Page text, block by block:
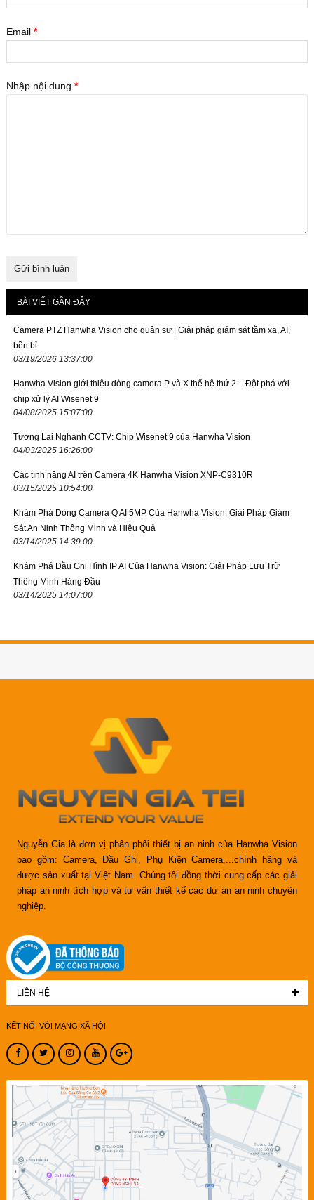
Email *
Nhập nội dung *
BÀI VIẾT GẦN ĐÂY
Camera PTZ Hanwha Vision cho quân sự | Giải pháp giám sát tầm xa, AI,
bền bỉ
03/19/2026 13:37:00
Hanwha Vision giới thiệu dòng camera P và X thế hệ thứ 2 – Đột phá với
chip xử lý AI Wisenet 9
04/08/2025 15:07:00
Tương Lai Nghành CCTV: Chip Wisenet 9 của Hanwha Vision
04/03/2025 16:26:00
Các tính năng AI trên Camera 4K Hanwha Vision XNP-C9310R
03/15/2025 10:54:00
Khám Phá Dòng Camera Q AI 5MP Của Hanwha Vision: Giải Pháp Giám
Sát An Ninh Thông Minh và Hiệu Quả
03/14/2025 14:39:00
Khám Phá Đầu Ghi Hình IP AI Của Hanwha Vision: Giải Pháp Lưu Trữ
Thông Minh Hàng Đầu
03/14/2025 14:07:00
Nguyễn Gia là đơn vị phân phối thiết bị an ninh của Hanwha Vision
bao gồm: Camera, Đầu Ghi, Phụ Kiện Camera,...chính hãng và
được sản xuất tại Việt Nam. Chúng tôi đồng thời cung cấp các giải
pháp an ninh tích hợp và tư vấn thiết kế các dự án an ninh chuyên
nghiệp.
LIÊN HỆ
KẾT NỐI VỚI MẠNG XÃ HỘI